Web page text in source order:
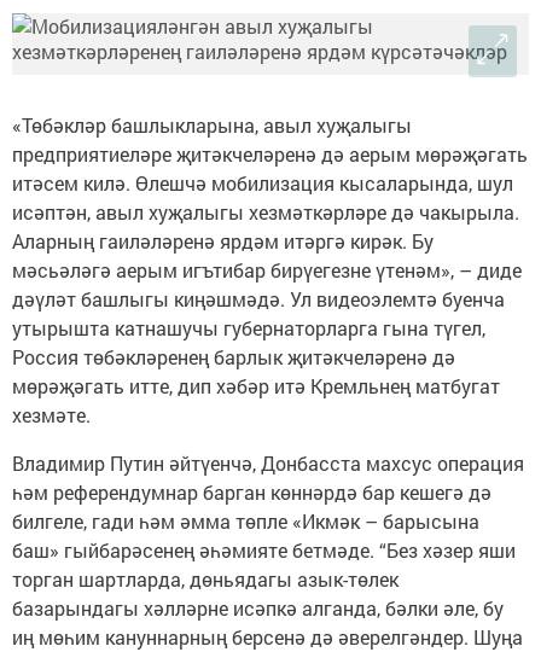
«Төбәкләр башлыкларына, авыл хуҗалыгы
предприятиеләре җитәкчеләренә дә аерым мөрәҗәгать
итәсем килә. Өлешчә мобилизация кысаларында, шул
исәптән, авыл хуҗалыгы хезмәткәрләре дә чакырыла.
Аларның гаиләләренә ярдәм итәргә кирәк. Бу
мәсьәләгә аерым игътибар бирүегезне үтенәм», – диде
дәүләт башлыгы киңәшмәдә. Ул видеоэлемтә буенча
утырышта катнашучы губернаторларга гына түгел,
Россия төбәкләренең барлык җитәкчеләренә дә
мөрәҗәгать итте, дип хәбәр итә Кремльнең матбугат
хезмәте.
Владимир Путин әйтүенчә, Донбасста махсус операция
һәм референдумнар барган көннәрдә бар кешегә дә
билгеле, гади һәм әмма төпле «Икмәк – барысына
баш» гыйбарәсенең әһәмияте бетмәде. “Без хәзер яши
торган шартларда, дөньядагы азык-төлек
базарындагы хәлләрне исәпкә алганда, бәлки әле, бу
иң мөһим кануннарның берсенә дә әверелгәндер. Шуңа